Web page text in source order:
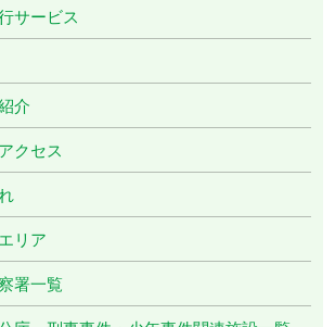
サービス
介
クセス
リア
署一覧